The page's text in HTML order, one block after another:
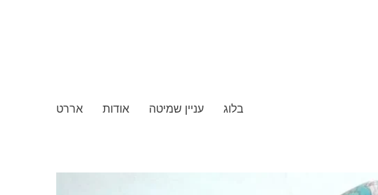
בלוג עניין שמיטה אודות אררט